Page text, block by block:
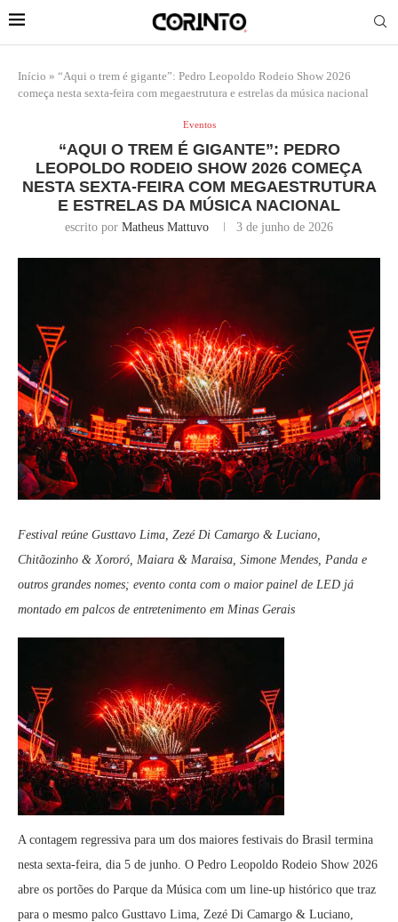
Início » “Aqui o trem é gigante”: Pedro Leopoldo Rodeio Show 2026
começa nesta sexta-feira com megaestrutura e estrelas da música nacional
Eventos
“AQUI O TREM É GIGANTE”: PEDRO
LEOPOLDO RODEIO SHOW 2026 COMEÇA
NESTA SEXTA-FEIRA COM MEGAESTRUTURA
E ESTRELAS DA MÚSICA NACIONAL
escrito por Matheus Mattuvo 3 de junho de 2026
Festival reúne Gusttavo Lima, Zezé Di Camargo & Luciano,
Chitãozinho & Xororó, Maiara & Maraisa, Simone Mendes, Panda e
outros grandes nomes; evento conta com o maior painel de LED já
montado em palcos de entretenimento em Minas Gerais
A contagem regressiva para um dos maiores festivais do Brasil termina
nesta sexta-feira, dia 5 de junho. O Pedro Leopoldo Rodeio Show 2026
abre os portões do Parque da Música com um line-up histórico que traz
para o mesmo palco Gusttavo Lima, Zezé Di Camargo & Luciano,